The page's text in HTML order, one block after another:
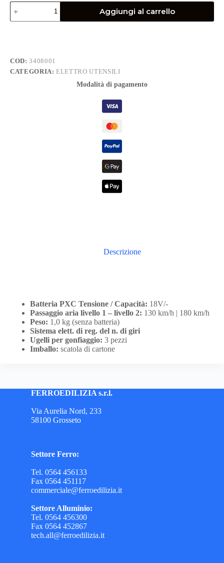
SOFFIATORE
A
BATTERIA
quantità
Aggiungi al carrello
COD:3408001
CATEGORIA:ELETTRO UTENSILI
Modalità di pagamento
Descrizione
Batteria PXC Tensione / Capacità: 18V/-
Passaggio aria livello 1 – livello 2: 130 km/h | 180 km/h
Peso: 1,0 kg (senza batteria)
Sistema elett. di reg. del n. di giri
Ugelli per gonfiaggio: 3 pezzi
Imballo: scatola di cartone
FERROEDILIZIA s.r.l.
Via Aurelia Nord, 233
58100 Grosseto
Settore Ferro:
Tel. 0564 456133
Fax 0564 451117
commerciale@ferroedilizia.it
Settore Alluminio:
Tel. 0564 456300
Fax 0564 452867
tech.all@ferroedilizia.it